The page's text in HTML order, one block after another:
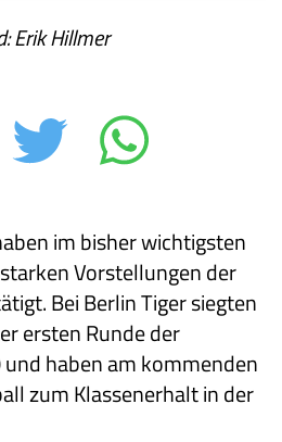
Erik Hillmer
im bisher wichtigsten
Vorstellungen der
Bei Berlin Tiger siegten
ersten Runde der
haben am kommenden
zum Klassenerhalt in der